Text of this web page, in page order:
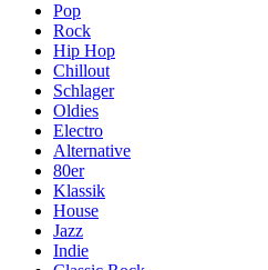
Pop
Rock
Hip Hop
Chillout
Schlager
Oldies
Electro
Alternative
80er
Klassik
House
Jazz
Indie